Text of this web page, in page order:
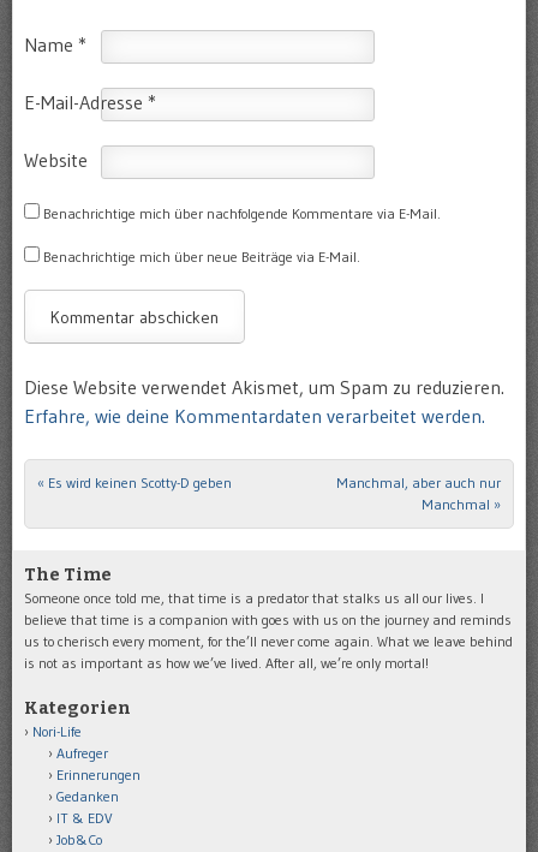
Name *
E-Mail-Adresse *
Website
Benachrichtige mich über nachfolgende Kommentare via E-Mail.
Benachrichtige mich über neue Beiträge via E-Mail.
Diese Website verwendet Akismet, um Spam zu reduzieren.
Erfahre, wie deine Kommentardaten verarbeitet werden.
Post navigation
« Es wird keinen Scotty-D geben
Manchmal, aber auch nur
Manchmal »
The Time
Someone once told me, that time is a predator that stalks us all our lives. I
believe that time is a companion with goes with us on the journey and reminds
us to cherisch every moment, for the’ll never come again. What we leave behind
is not as important as how we’ve lived. After all, we’re only mortal!
Kategorien
Nori-Life
Aufreger
Erinnerungen
Gedanken
IT & EDV
Job&Co